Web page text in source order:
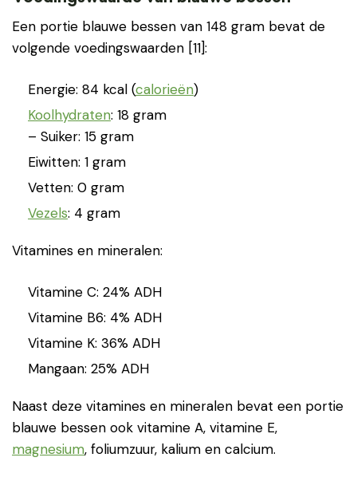
Een portie blauwe bessen van 148 gram bevat de
volgende voedingswaarden [11]:
Energie: 84 kcal (calorieën)
Koolhydraten: 18 gram
– Suiker: 15 gram
Eiwitten: 1 gram
Vetten: 0 gram
Vezels: 4 gram
Vitamines en mineralen:
Vitamine C: 24% ADH
Vitamine B6: 4% ADH
Vitamine K: 36% ADH
Mangaan: 25% ADH
Naast deze vitamines en mineralen bevat een portie
blauwe bessen ook vitamine A, vitamine E,
magnesium, foliumzuur, kalium en calcium.